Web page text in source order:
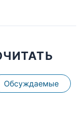
Обсуждаемые